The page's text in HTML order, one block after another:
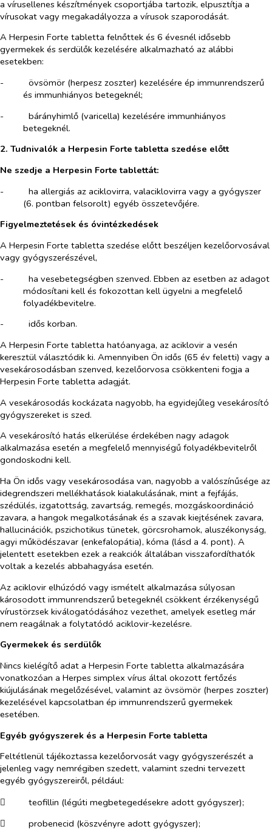
a vírusellenes készítmények csoportjába tartozik, elpusztítja a
vírusokat vagy megakadályozza a vírusok szaporodását.
A Herpesin Forte tabletta felnőttek és 6 évesnél idősebb
gyermekek és serdülők kezelésére alkalmazható az alábbi
esetekben:
-​
övsömör (herpesz zoszter) kezelésére ép immunrendszerű
és immunhiányos betegeknél;
-​
bárányhimlő (varicella) kezelésére immunhiányos
betegeknél.
2. Tudnivalók a Herpesin Forte tabletta szedése előtt
Ne szedje a Herpesin Forte tablettát:
-​
ha allergiás az aciklovirra, valaciklovirra vagy a gyógyszer
(6. pontban felsorolt) egyéb összetevőjére.
Figyelmeztetések és óvintézkedések
A Herpesin Forte tabletta szedése előtt beszéljen kezelőorvosával
vagy gyógyszerészével,
-​
ha vesebetegségben szenved. Ebben az esetben az adagot
módosítani kell és fokozottan kell ügyelni a megfelelő
folyadékbevitelre.
-​
idős korban.
A Herpesin Forte tabletta hatóanyaga, az aciklovir a vesén
keresztül választódik ki. Amennyiben Ön idős (65 év feletti) vagy a
vesekárosodásban szenved, kezelőorvosa csökkenteni fogja a
Herpesin Forte tabletta adagját.
A vesekárosodás kockázata nagyobb, ha egyidejűleg vesekárosító
gyógyszereket is szed.
A vesekárosító hatás elkerülése érdekében nagy adagok
alkalmazása esetén a megfelelő mennyiségű folyadékbevitelről
gondoskodni kell.
Ha Ön idős vagy vesekárosodása van, nagyobb a valószínűsége az
idegrendszeri mellékhatások kialakulásának, mint a fejfájás,
szédülés, izgatottság, zavartság, remegés, mozgáskoordináció
zavara, a hangok megalkotásának és a szavak kiejtésének zavara,
hallucinációk, pszichotikus tünetek, görcsrohamok, aluszékonyság,
agyi működészavar (enkefalopátia), kóma (lásd a 4. pont). A
jelentett esetekben ezek a reakciók általában visszafordíthatók
voltak a kezelés abbahagyása esetén.
Az aciklovir elhúzódó vagy ismételt alkalmazása súlyosan
károsodott immunrendszerű betegeknél csökkent érzékenységű
vírustörzsek kiválogatódásához vezethet, amelyek esetleg már
nem reagálnak a folytatódó aciklovir-kezelésre.
Gyermekek és serdülők
Nincs kielégítő adat a Herpesin Forte tabletta alkalmazására
vonatkozóan a Herpes simplex vírus által okozott fertőzés
kiújulásának megelőzésével, valamint az övsömör (herpes zoszter)
kezelésével kapcsolatban ép immunrendszerű gyermekek
esetében.
Egyéb gyógyszerek és a Herpesin Forte tabletta
Feltétlenül tájékoztassa kezelőorvosát vagy gyógyszerészét a
jelenleg vagy nemrégiben szedett, valamint szedni tervezett
egyéb gyógyszereiről, például:
​
teofillin (légúti megbetegedésekre adott gyógyszer);
​
probenecid (köszvényre adott gyógyszer);